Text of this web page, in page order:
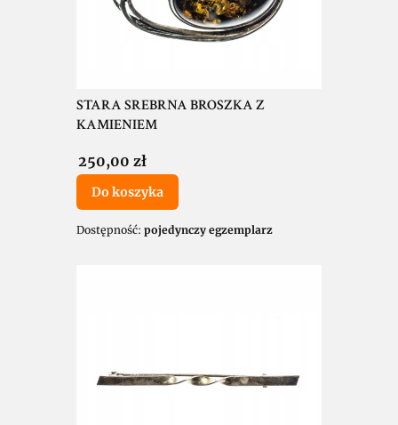
STARA SREBRNA BROSZKA Z
KAMIENIEM
Cena
250,00 zł
Do koszyka
Dostępność: pojedynczy egzemplarz